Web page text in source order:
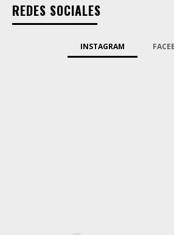
REDES SOCIALES
INSTAGRAM